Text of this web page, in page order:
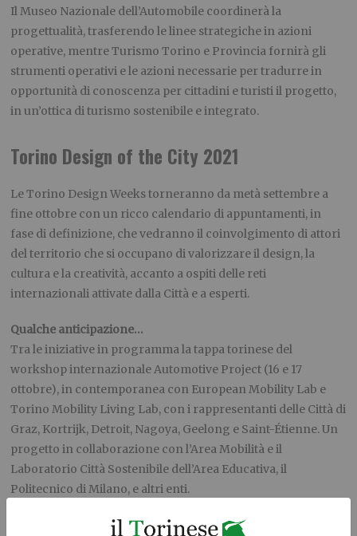
Il Museo Nazionale dell’Automobile coordinerà la
progettualità, trasferendo le linee strategiche in azioni
operative, mentre Turismo Torino e Provincia fornirà gli
strumenti operativi e le azioni necessarie per tradurre in
opportunità di conoscenza per cittadini e turisti il progetto,
in un’ottica di turismo sostenibile e integrato.
Torino Design of the City 2021
Le Torino Design Weeks torneranno da metà settembre a
fine ottobre con un ricco calendario di appuntamenti, in
fase di definizione, che vedranno il coinvolgimento di attori
del territorio che si occupano di valorizzare il design, la
cultura e la creatività, accanto a ospiti delle reti
internazionali attivate dalla Città e a esperti.
Qualche anticipazione…
Tra le iniziative in programma la tappa torinese del
workshop internazionale Automotive Project (16 e 17
ottobre), in contemporanea con European Mobility Lab e
Torino Mobility Living Lab, con i rappresentanti delle Città di
Graz, Kortrijk, Detroit, Nagoya, Geelong e Saint-Étienne. Un
progetto in collaborazione con l’Area Mobilità e il
Laboratorio Città Sostenibile dell’Area Educativa, il
Politecnico di Milano, e altri enti.
ai protagonisti della filiera del design torinese: imprese,